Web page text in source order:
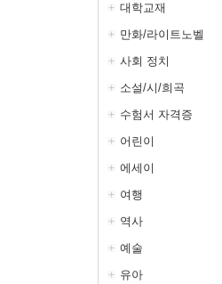
대학교재
만화/라이트노벨
사회 정치
소설/시/희곡
수험서 자격증
어린이
에세이
여행
역사
예술
유아